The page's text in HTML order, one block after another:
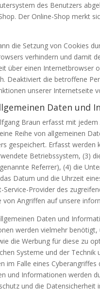
des Benutzers
Der Online-Shop merkt
die Setzung von Cookies
verhindern und damit
über einen Internetbrowser
Deaktiviert die betroffene
unserer Internetseite
Daten und
Braun erfasst mit
Reihe von allgemeinen
gespeichert. Erfasst
Betriebssystem, (3)
Referrer), (4) die
Datum und die Uhrzeit
Service-Provider des
von Angriffen auf unsere
Daten und
werden vielmehr
die Werbung für diese zu
Systeme und der
im Falle eines
und Informationen werden
und die